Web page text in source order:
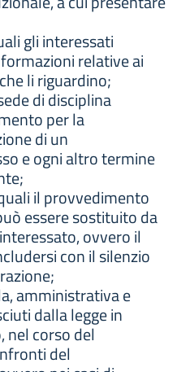
gli interessati
relative ai
li riguardino;
di disciplina
per la
di un
e ogni altro termine
il provvedimento
essere sostituito da
ovvero il
con il silenzio
amministrativa e
dalla legge in
nel corso del
del